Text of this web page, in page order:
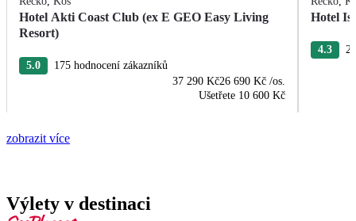
Hotel Akti Coast Club (ex E GEO Easy Living
Resort)
5.0
175 hodnocení zákazníků
37 290 Kč26 690 Kč /os.
Ušetřete 10 600 Kč
Hotel
4.3
zobrazit více
Výlety v destinaci